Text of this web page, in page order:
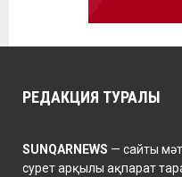
РЕДАКЦИЯ ТУРАЛЫ
SUNQARNEWS — сайты
сурет арқылы ақпарат